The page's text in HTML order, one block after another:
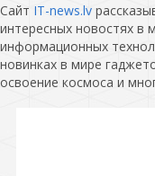
Сайт IT-news.lv
интересных новостях в
информационных
новинках в мире
освоение космоса и